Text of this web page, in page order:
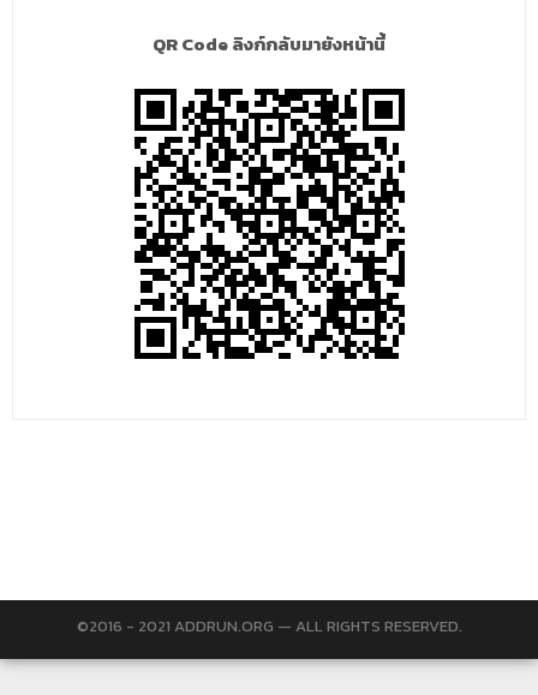
QR Code ลิงก์กลับมายังหน้านี้
©2016 - 2021 ADDRUN.ORG — ALL RIGHTS RESERVED.